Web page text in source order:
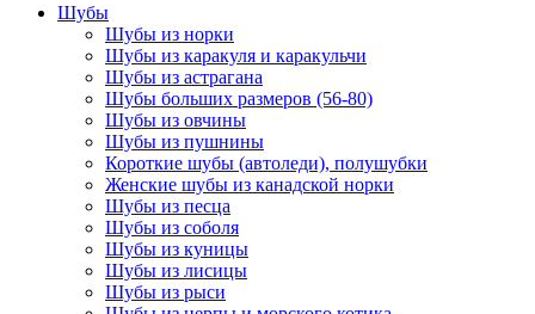
Шубы
Шубы из норки
Шубы из каракуля и каракульчи
Шубы из астрагана
Шубы больших размеров (56-80)
Шубы из овчины
Шубы из пушнины
Короткие шубы (автоледи), полушубки
Женские шубы из канадской норки
Шубы из песца
Шубы из соболя
Шубы из куницы
Шубы из лисицы
Шубы из рыси